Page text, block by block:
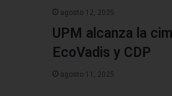
agosto 12, 2025
UPM alcanza la
EcoVadis y CDP
agosto 11, 2025